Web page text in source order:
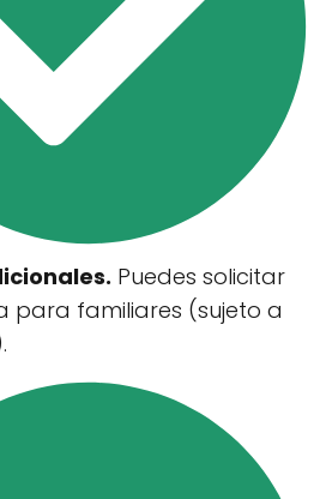
Puedes solicitar
para familiares (sujeto a